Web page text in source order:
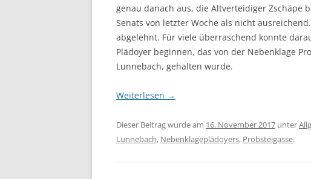
genau danach aus, die Altverteidiger Zschäpe
Senats von letzter Woche als nicht
abgelehnt. Für viele überraschend konnte
Plädoyer beginnen, das von der Nebenklage
Lunnebach, gehalten wurde.
Weiterlesen →
Dieser Beitrag wurde am 16. November 2017 unter
Lunnebach, Nebenklageplädoyers, Probsteigasse.